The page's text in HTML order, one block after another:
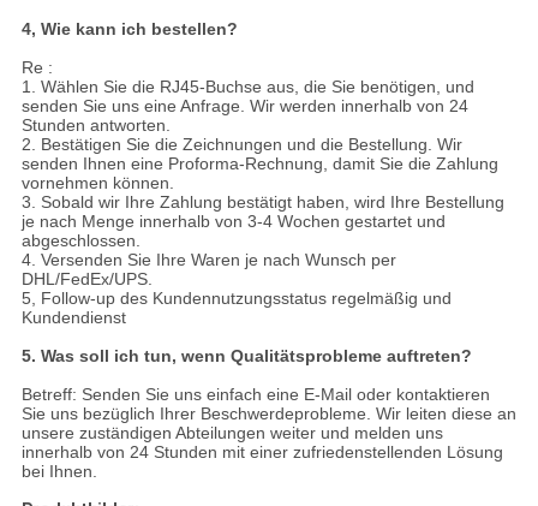
4, Wie kann ich bestellen?
Re :
1. Wählen Sie die RJ45-Buchse aus, die Sie benötigen, und
senden Sie uns eine Anfrage. Wir werden innerhalb von 24
Stunden antworten.
2. Bestätigen Sie die Zeichnungen und die Bestellung. Wir
senden Ihnen eine Proforma-Rechnung, damit Sie die Zahlung
vornehmen können.
3. Sobald wir Ihre Zahlung bestätigt haben, wird Ihre Bestellung
je nach Menge innerhalb von 3-4 Wochen gestartet und
abgeschlossen.
4. Versenden Sie Ihre Waren je nach Wunsch per
DHL/FedEx/UPS.
5, Follow-up des Kundennutzungsstatus regelmäßig und
Kundendienst
5. Was soll ich tun, wenn Qualitätsprobleme auftreten?
Betreff: Senden Sie uns einfach eine E-Mail oder kontaktieren
Sie uns bezüglich Ihrer Beschwerdeprobleme. Wir leiten diese an
unsere zuständigen Abteilungen weiter und melden uns
innerhalb von 24 Stunden mit einer zufriedenstellenden Lösung
bei Ihnen.